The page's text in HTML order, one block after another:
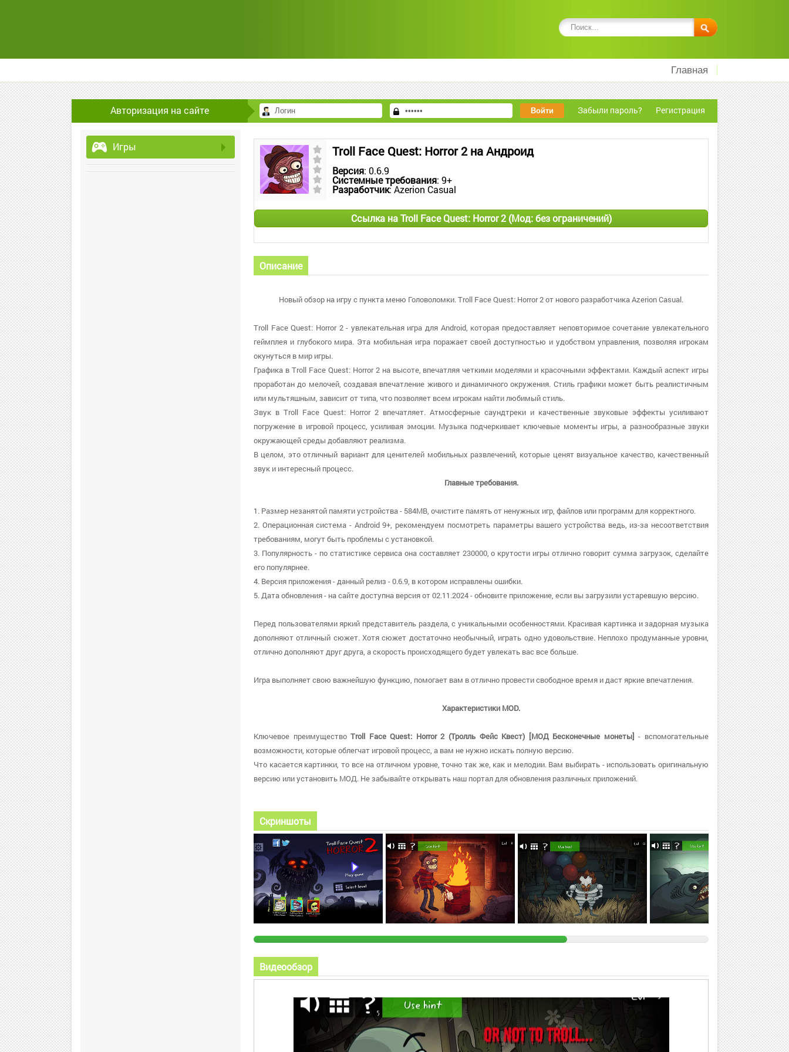
Главная
Авторизация на сайте Забыли пароль? Регистрация
Игры Troll Face Quest: Horror 2 на Андроид
Версия: 0.6.9
Системные требования: 9+
Разработчик: Azerion Casual
Ссылка на Troll Face Quest: Horror 2 (Мод: без ограничений)
Описание
Новый обзор на игру с пункта меню Головоломки. Troll Face Quest: Horror 2 от нового разработчика Azerion Casual.
Troll Face Quest: Horror 2 - увлекательная игра для Android, которая предоставляет неповторимое сочетание увлекательного
геймплея и глубокого мира. Эта мобильная игра поражает своей доступностью и удобством управления, позволяя игрокам
окунуться в мир игры.
Графика в Troll Face Quest: Horror 2 на высоте, впечатляя четкими моделями и красочными эффектами. Каждый аспект игры
проработан до мелочей, создавая впечатление живого и динамичного окружения. Стиль графики может быть реалистичным
или мультяшным, зависит от типа, что позволяет всем игрокам найти любимый стиль.
Звук в Troll Face Quest: Horror 2 впечатляет. Атмосферные саундтреки и качественные звуковые эффекты усиливают
погружение в игровой процесс, усиливая эмоции. Музыка подчеркивает ключевые моменты игры, а разнообразные звуки
окружающей среды добавляют реализма.
В целом, это отличный вариант для ценителей мобильных развлечений, которые ценят визуальное качество, качественный
звук и интересный процесс.
Главные требования.
1. Размер незанятой памяти устройства - 584MB, очистите память от ненужных игр, файлов или программ для корректного.
2. Операционная система - Android 9+, рекомендуем посмотреть параметры вашего устройства ведь, из-за несоответствия
требованиям, могут быть проблемы с установкой.
3. Популярность - по статистике сервиса она составляет 230000, о крутости игры отлично говорит сумма загрузок, сделайте
его популярнее.
4. Версия приложения - данный релиз - 0.6.9, в котором исправлены ошибки.
5. Дата обновления - на сайте доступна версия от 02.11.2024 - обновите приложение, если вы загрузили устаревшую версию.
Перед пользователями яркий представитель раздела, с уникальными особенностями. Красивая картинка и задорная музыка
дополняют отличный сюжет. Хотя сюжет достаточно необычный, играть одно удовольствие. Неплохо продуманные уровни,
отлично дополняют друг друга, а скорость происходящего будет увлекать вас все больше.
Игра выполняет свою важнейшую функцию, помогает вам в отлично провести свободное время и даст яркие впечатления.
Характеристики MOD.
Ключевое преимуществоTroll Face Quest: Horror 2 (Тролль Фейс Квест) [МОД Бесконечные монеты] - вспомогательные
возможности, которые облегчат игровой процесс, а вам не нужно искать полную версию.
Что касается картинки, то все на отличном уровне, точно так же, как и мелодии. Вам выбирать - использовать оригинальную
версию или установить МОД. Не забывайте открывать наш портал для обновления различных приложений.
Скриншоты
Видеообзор